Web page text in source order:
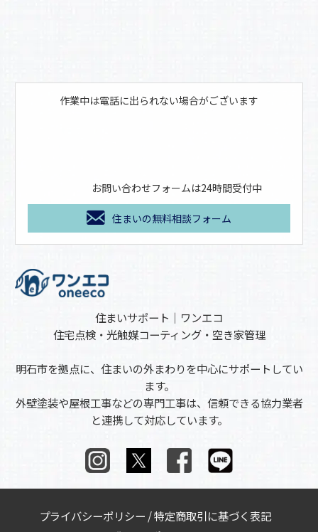
作業中は電話に出られない場合がございます
お問い合わせフォームは24時間受付中
住まいの無料相談フォーム
住まいサポート｜ワンエコ
住宅点検・光触媒コーティング・空き家管理
明石市を拠点に、住まいの外まわりを中心にサポートしてい
ます。
外壁塗装や屋根工事などの専門工事は、信頼できる協力業者
と連携して対応しています。
プライバシーポリシー /特定商取引に基づく表記